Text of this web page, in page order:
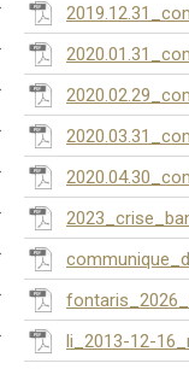
li_2013-12-